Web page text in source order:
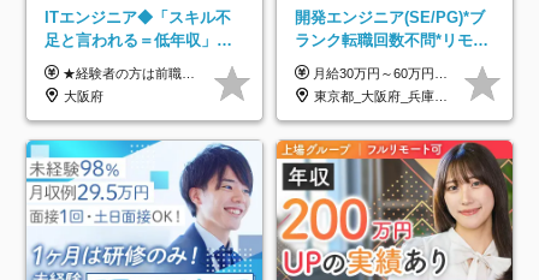
ITエンジニア◆「スキル不
足と言われる＝低年収」で
はない！｜ 不安を克服し、
年収アップした社員の実例
★経験者の方は前職の年収以上を保証します ★案件単価を開示した上で80％以上を還元します 月給25万円以上＋賞与年2回 ※経験や能力を考慮の上で優遇します ※試用期間が3ヶ月(その間の給与・待遇・雇用形態に変更はありません) ※月給には月20時間分のみなし残業手当(5万円)を含みます(超過分は別途支給) ★残業平均は月10時間以下ですので、毎月10時間分程度はお得です！
大阪府
開発エンジニア(SE/PG)*ブ
ランク転職回数不問*リモー
ト案件多数*残業ほぼ0*通院
のための半休制度あり
月給30万円～60万円+住宅手当+職能手当+役職手当+決算賞与+報奨金 ※経験・能力を考慮し、優遇します ※給与には20時間分のみなし時間外手当(3万7000円以上)を含みます(超過時間分は別途追加支給) ※試用期間3～6ヵ月あり(その間の給与、待遇に差異なし) ※場合によって契約社員での採用の可能性あり(面接時に応相談)
東京都_大阪府_兵庫県_京都府_福岡県